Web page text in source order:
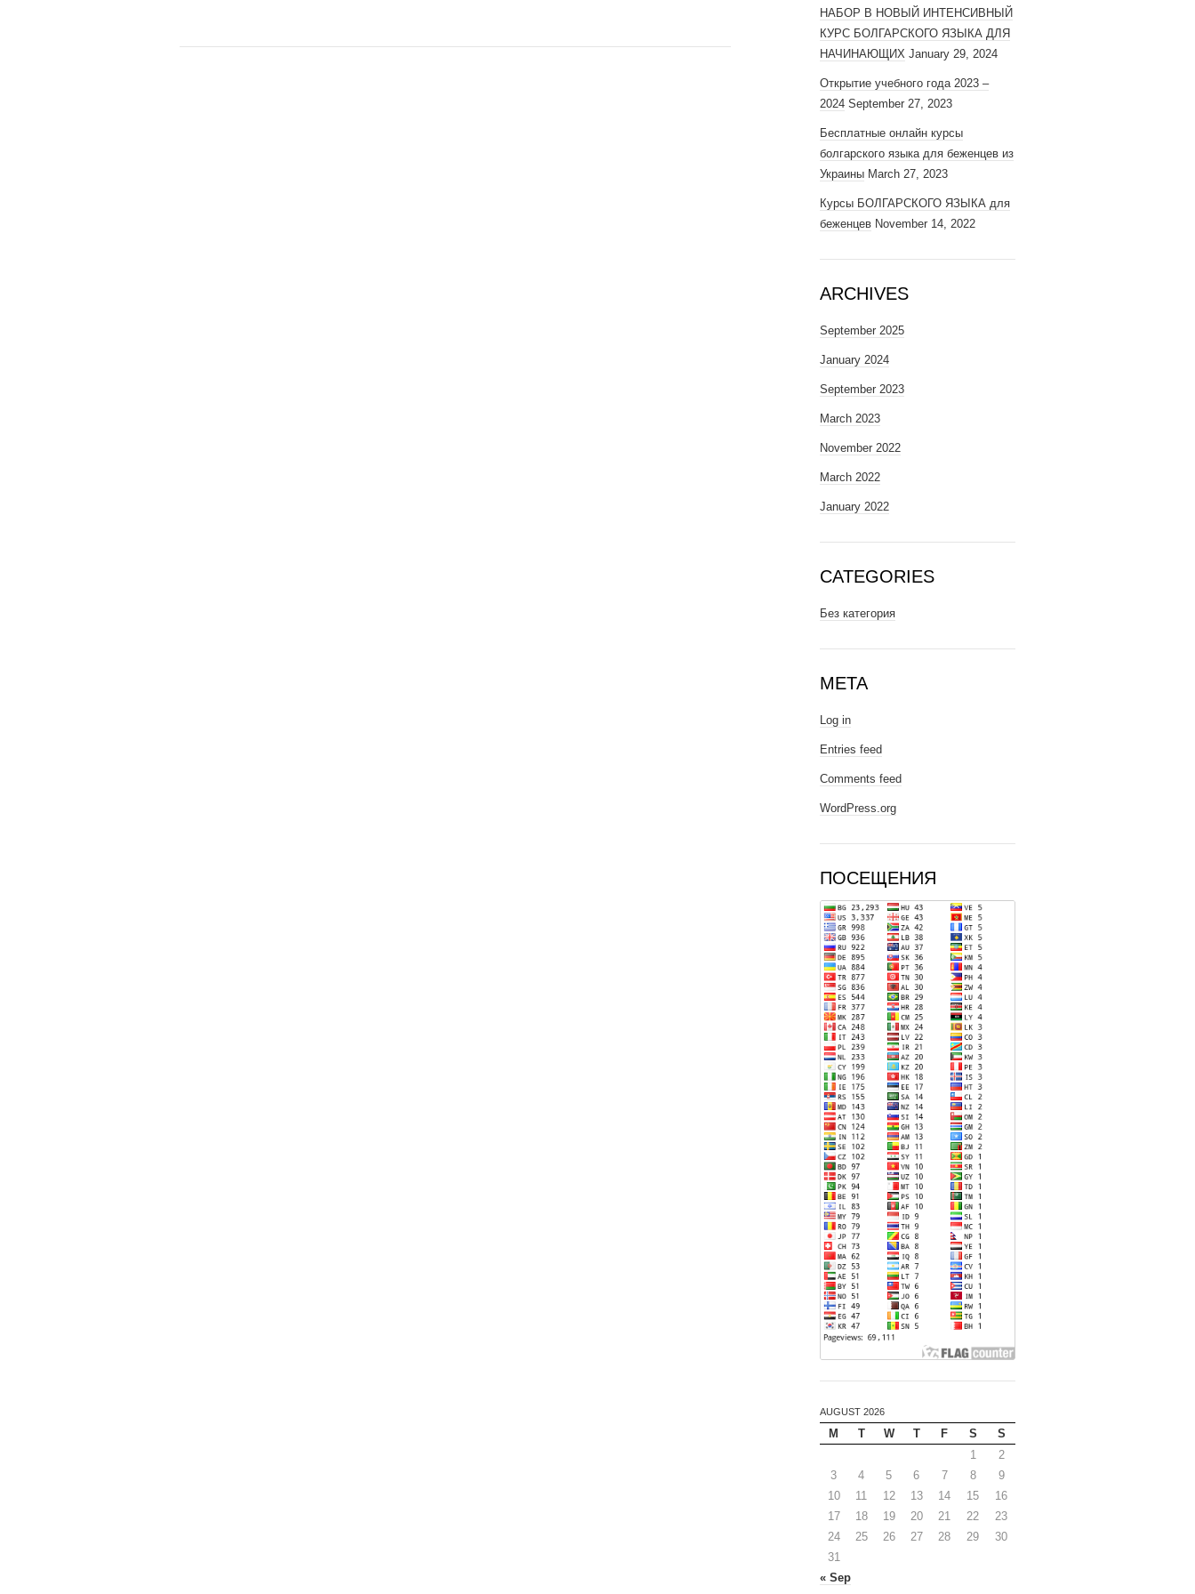
НАБОР В НОВЫЙ ИНТЕНСИВНЫЙ
КУРС БОЛГАРСКОГО ЯЗЫКА ДЛЯ
НАЧИНАЮЩИХ January 29, 2024
Открытие учебного года 2023 –
2024 September 27, 2023
Бесплатные онлайн курсы
болгарского языка для беженцев из
Украины March 27, 2023
Курсы БОЛГАРСКОГО ЯЗЫКА для
беженцев November 14, 2022
ARCHIVES
September 2025
January 2024
September 2023
March 2023
November 2022
March 2022
January 2022
CATEGORIES
Без категория
META
Log in
Entries feed
Comments feed
WordPress.org
ПОСЕЩЕНИЯ
AUGUST 2026
M T W T F S
S
1
2
3
4 5 6 7 8
9
10
11 12 13 14 15
16
17
18 19 20 21 22
23
24
25 26 27 28 29
30
31
« Sep